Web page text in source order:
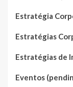
Estratégia
Estratégias
Estratégias de
Eventos